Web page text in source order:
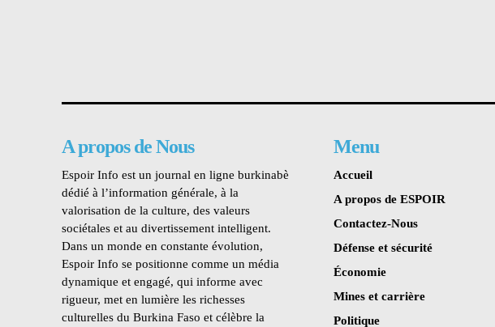
A propos de Nous
Espoir Info est un journal en ligne burkinabè
dédié à l’information générale, à la
valorisation de la culture, des valeurs
sociétales et au divertissement intelligent.
Dans un monde en constante évolution,
Espoir Info se positionne comme un média
dynamique et engagé, qui informe avec
rigueur, met en lumière les richesses
culturelles du Burkina Faso et célèbre la
Menu
Accueil
A propos de ESPOIR
Contactez-Nous
Défense et sécurité
Économie
Mines et carrière
Politique